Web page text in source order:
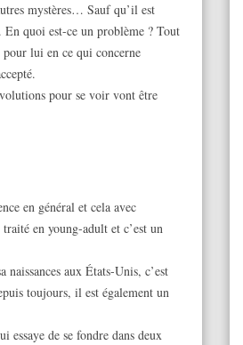
mystères… Sauf qu’il est
quoi est-ce un problème ? Tout
lui en ce qui concerne
pour se voir vont être
en général et cela avec
en young-adult et c’est un
aux États-Unis, c’est
toujours, il est également un
essaye de se fondre dans deux